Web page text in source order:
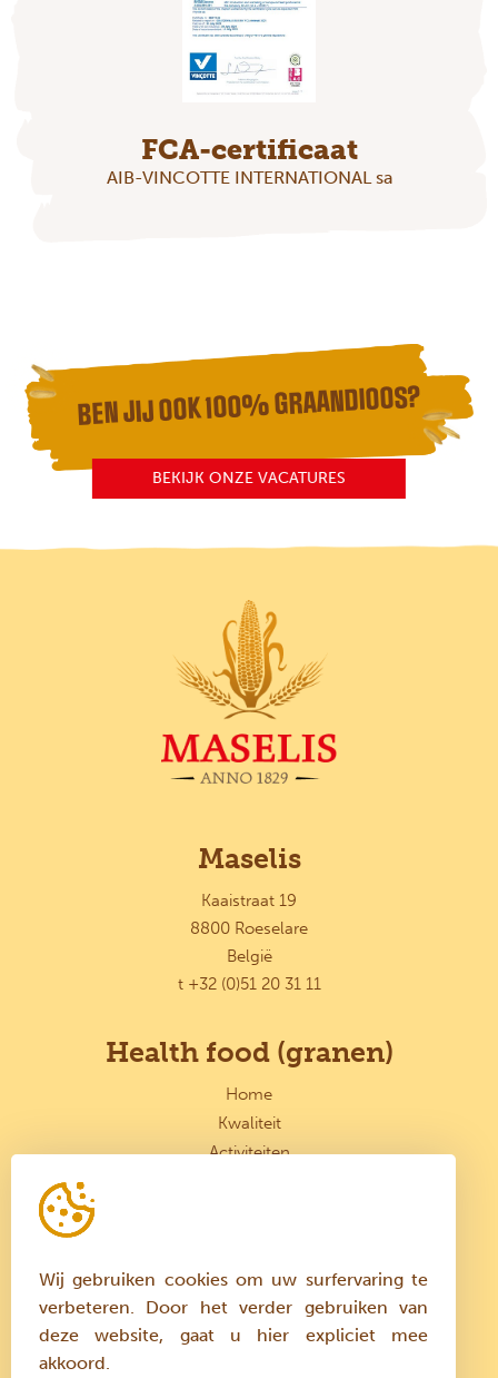
FCA-certificaat
AIB-VINCOTTE INTERNATIONAL sa
BEN JIJ OOK 100% GRAANDIOOS?
BEKIJK ONZE VACATURES
Maselis
Kaaistraat 19
8800 Roeselare
België
t +32 (0)51 20 31 11
Health food (granen)
Home
Kwaliteit
Activiteiten
CONTACT
Wij gebruiken cookies om uw surfervaring te
verbeteren. Door het verder gebruiken van
deze website, gaat u hier expliciet mee
akkoord.